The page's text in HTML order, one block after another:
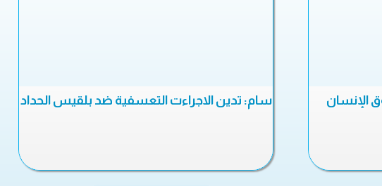
سام: تدين الاجراءت التعسفية ضد بلقيس الحداد